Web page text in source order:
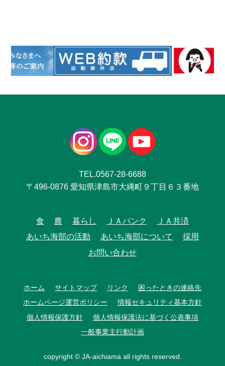
TEL.0567-28-6688
〒496-0876 愛知県津島市大縄町９丁目６３番地
食 農 暮らし ＪＡバンク
ＪＡ共済
あいち海部の活動
あいち海部について
採用
お問い合わせ
ホーム サイトマップ リンク
困ったときの連絡先
ホームページ運営ポリシー
情報セキュリティ基本方針
個人情報保護方針
個人情報保護法に基づく公表事項
一般事業主行動計画
copyright © JA-aichiama all rights reserved.